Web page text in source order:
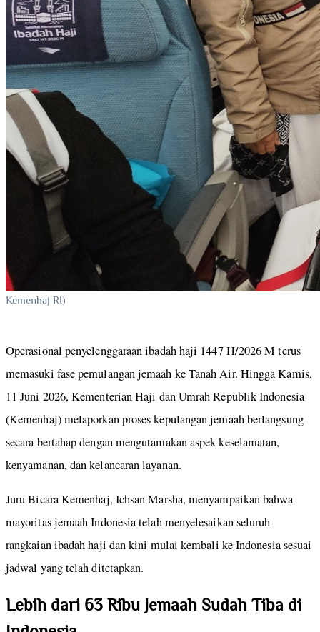
Kondisi jemaah haji asal indonesia saat didalam pesawat(Dok By
Kemenhaj RI)
Operasional penyelenggaraan ibadah haji 1447 H/2026 M terus
memasuki fase pemulangan jemaah ke Tanah Air. Hingga Kamis,
11 Juni 2026, Kementerian Haji dan Umrah Republik Indonesia
(Kemenhaj) melaporkan proses kepulangan jemaah berlangsung
secara bertahap dengan mengutamakan aspek keselamatan,
kenyamanan, dan kelancaran layanan.
Juru Bicara Kemenhaj, Ichsan Marsha, menyampaikan bahwa
mayoritas jemaah Indonesia telah menyelesaikan seluruh
rangkaian ibadah haji dan kini mulai kembali ke Indonesia sesuai
jadwal yang telah ditetapkan.
Lebih dari 63 Ribu Jemaah Sudah Tiba di